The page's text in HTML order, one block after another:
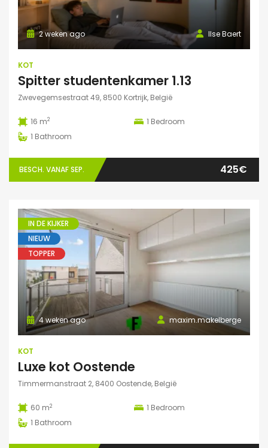
Ilse Baert
2 weken ago
KOT
Spitter studentenkamer 1.13
Zwevegemsestraat 49, 8500 Kortrijk, België
16 m2 1 Bedroom
1 Bathroom
BESCH. VANAF SEP. 425€
IN DE KIJKER
NIEUW
TOPPER
maxim.makelberge
4 weken ago
KOT
Luxe kot Oostende
Timmermanstraat 2, 8400 Oostende, België
60 m2 1 Bedroom
1 Bathroom